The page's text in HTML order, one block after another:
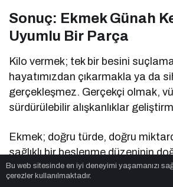
Sonuç: Ekmek Günah
Uyumlu Bir Parça
Kilo vermek; tek bir besini
hayatımızdan çıkarmakla ya da
gerçekleşmez. Gerçekçi olmak,
sürdürülebilir alışkanlıklar
Ekmek; doğru türde, doğru
sağlıklı bir beslenme düzeninin
Asıl mesele ekmeği değil, fazlayı
Bu web sitesinde en iyi deneyimi yaşamanızı
çerezler kullanılmaktadır.